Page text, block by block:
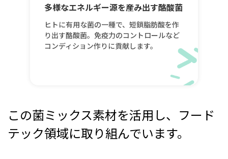
多様なエネルギー源を産み出す酪酸菌
ヒトに有用な菌の一種で、短鎖脂肪酸を作
り出す酪酸菌。免疫力のコントロールなど
コンディション作りに貢献します。
この菌ミックス素材を活用し、フード
テック領域に取り組んでいます。